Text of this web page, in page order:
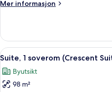
Mer informasjon
Mer
1
soverom
(Rodeo
Åpne
alle
bildene
av
6
Suite, 1 soverom (Crescent
Byutsikt
98 m²